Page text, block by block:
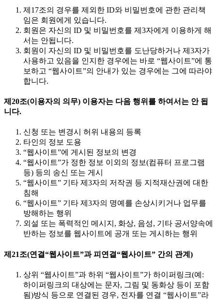
제17조의 경우를 제외한 ID와 비밀번호에 관한 관리책
임은 회원에게 있습니다.
회원은 자신의 ID 및 비밀번호를 제3자에게 이용하게 해
서는 안됩니다.
회원이 자신의 ID 및 비밀번호를 도난당하거나 제3자가
사용하고 있음을 인지한 경우에는 바로 “웹사이트”에 통
보하고 “웹사이트”의 안내가 있는 경우에는 그에 따라야
합니다.
제20조(이용자의 의무) 이용자는 다음 행위를 하여서는 안 됩
니다.
신청 또는 변경시 허위 내용의 등록
타인의 정보 도용
“웹사이트”에 게시된 정보의 변경
“웹사이트”가 정한 정보 이외의 정보(컴퓨터 프로그램
등) 등의 송신 또는 게시
“웹사이트” 기타 제3자의 저작권 등 지적재산권에 대한
침해
“웹사이트” 기타 제3자의 명예를 손상시키거나 업무를
방해하는 행위
외설 또는 폭력적인 메시지, 화상, 음성, 기타 공서양속에
반하는 정보를 웹사이트에 공개 또는 게시하는 행위
제21조(연결“웹사이트”과 피연결“웹사이트” 간의 관계)
상위 “웹사이트”과 하위 “웹사이트”가 하이퍼링크(예:
하이퍼링크의 대상에는 문자, 그림 및 동화상 등이 포함
됨)방식 등으로 연결된 경우, 전자를 연결 “웹사이트”라